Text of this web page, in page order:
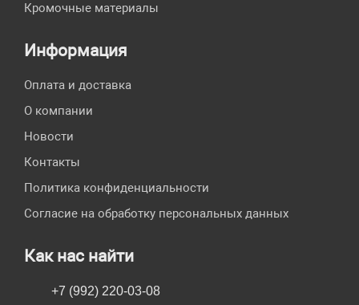
Кромочные материалы
Информация
Оплата и доставка
О компании
Новости
Контакты
Политика конфиденциальности
Согласие на обработку персональных данных
Как нас найти
+7 (992) 220-03-08